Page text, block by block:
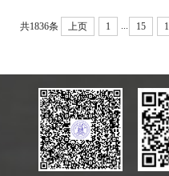
共1836条 上页 1 15